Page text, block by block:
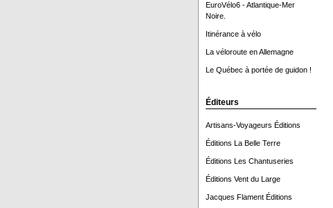
EuroVélo6 - Atlantique-Mer
Noire.
Itinérance à vélo
La véloroute en Allemagne
Le Québec à portée de guidon !
Éditeurs
Artisans-Voyageurs Éditions
Éditions La Belle Terre
Éditions Les Chantuseries
Éditions Vent du Large
Jacques Flament Éditions